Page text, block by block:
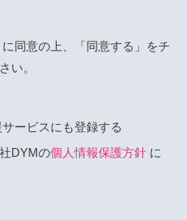
に同意の上、「同意する」をチ
い。
ービスにも登録する
DYMの個人情報保護方針に